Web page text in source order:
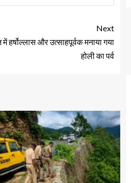
Next
में हर्षोल्लास और उत्साहपूर्वक मनाया गया
होली का पर्व